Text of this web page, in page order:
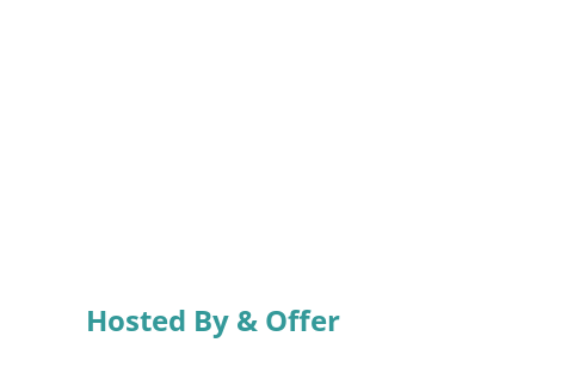
Hosted By & Offer